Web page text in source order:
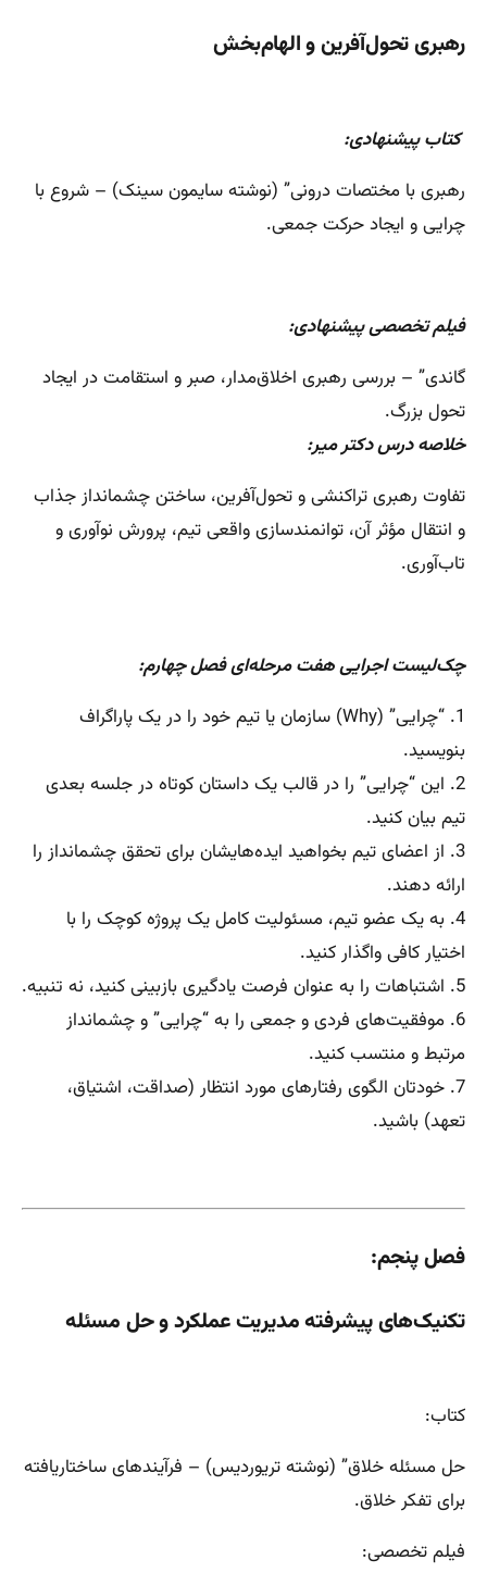
رهبری تحول‌آفرین و الهام‌بخش
کتاب پیشنهادی:
رهبری با مختصات درونی” (نوشته سایمون سینک) – شروع با
چرایی و ایجاد حرکت جمعی.
فیلم تخصصی پیشنهادی:
گاندی” – بررسی رهبری اخلاق‌مدار، صبر و استقامت در ایجاد
تحول بزرگ.
خلاصه درس دکتر میر:
تفاوت رهبری تراکنشی و تحول‌آفرین، ساختن چشمانداز جذاب
و انتقال مؤثر آن، توانمندسازی واقعی تیم، پرورش نوآوری و
تاب‌آوری.
چک‌لیست اجرایی هفت مرحله‌ای فصل چهارم:
1. “چرایی” (Why) سازمان یا تیم خود را در یک پاراگراف
بنویسید.
2. این “چرایی” را در قالب یک داستان کوتاه در جلسه بعدی
تیم بیان کنید.
3. از اعضای تیم بخواهید ایده‌هایشان برای تحقق چشمانداز را
ارائه دهند.
4. به یک عضو تیم، مسئولیت کامل یک پروژه کوچک را با
اختیار کافی واگذار کنید.
5. اشتباهات را به عنوان فرصت یادگیری بازبینی کنید، نه تنبیه.
6. موفقیت‌های فردی و جمعی را به “چرایی” و چشمانداز
مرتبط و منتسب کنید.
7. خودتان الگوی رفتارهای مورد انتظار (صداقت، اشتیاق،
تعهد) باشید.
فصل پنجم:
تکنیک‌های پیشرفته مدیریت عملکرد و حل مسئله
کتاب:
حل مسئله خلاق” (نوشته تریوردیس) – فرآیندهای ساختاریافته
برای تفکر خلاق.
فیلم تخصصی: